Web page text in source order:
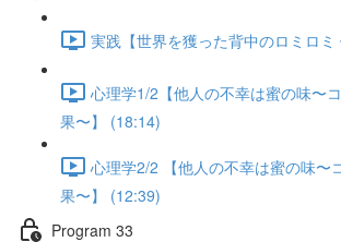
実践【世界を獲った背中のロミロ
心理学1/2【他人の不幸は蜜の味〜
果〜】 (18:14)
心理学2/2 【他人の不幸は蜜の味〜
果〜】 (12:39)
Program 33